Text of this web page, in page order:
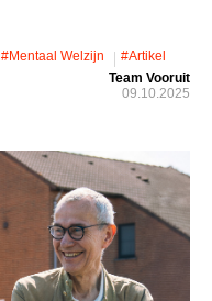
#mentaal Welzijn
#artikel
Team Vooruit
09.10.2025